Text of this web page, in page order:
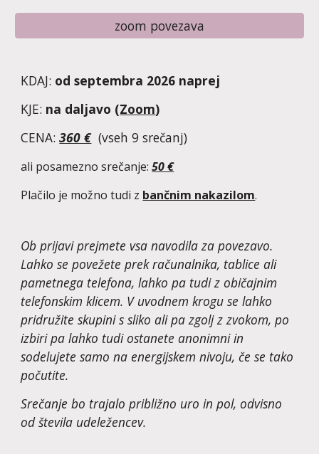
zoom povezava
KDAJ: od septembra 2026 naprej
KJE: na daljavo (Zoom)
CENA:360 € (vseh 9 srečanj)
ali posamezno srečanje:50 €
Plačilo je možno tudi z bančnim nakazilom.
Ob prijavi prejmete vsa navodila za povezavo.
Lahko se povežete prek računalnika, tablice ali
pametnega telefona, lahko pa tudi z običajnim
telefonskim klicem. V uvodnem krogu se lahko
pridružite skupini s sliko ali pa zgolj z zvokom, po
izbiri pa lahko tudi ostanete anonimni in
sodelujete samo na energijskem nivoju, če se tako
počutite.
Srečanje bo trajalo približno uro in pol, odvisno
od števila udeležencev.